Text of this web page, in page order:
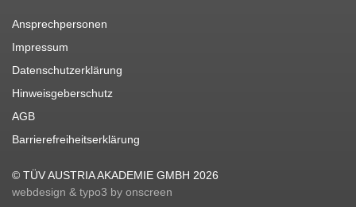
Ansprechpersonen
Impressum
Datenschutzerklärung
Hinweisgeberschutz
AGB
Barrierefreiheitserklärung
© TÜV AUSTRIA AKADEMIE GMBH 2026
webdesign & typo3 by onscreen